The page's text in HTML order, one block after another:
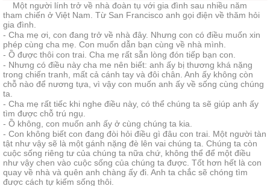
Một người lính trở về nhà đoàn tụ với gia đình sau nhiều năm
tham chiến ở Việt Nam. Từ San Francisco anh gọi điện về thăm hỏi
gia đình.
- Cha mẹ ơi, con đang trở về nhà đây. Nhưng con có điều muốn xin
phép cùng cha mẹ. Con muốn dẫn bạn cùng về nhà mình.
- Ồ được thôi con trai. Cha mẹ rất sẵn lòng đón tiếp bạn con.
- Nhưng có điều này cha me nên biết: anh ấy bị thương khá nặng
trong chiến tranh, mất cả cánh tay và đôi chân. Anh ấy không còn
chỗ nào để nương tựa, vì vậy con muốn anh ấy về sống cùng chúng
ta.
- Cha mẹ rất tiếc khi nghe điều này, có thể chúng ta sẽ giúp anh ấy
tìm được chỗ trú ngụ.
- Ồ không, con muốn anh ấy ở cùng chúng ta kia.
- Con không biết con đang đòi hỏi điều gì đâu con trai. Một người tàn
tật như vậy sẽ là một gánh nặng đè lên vai chúng ta. Chúng ta còn
cuộc sống riêng tư của chúng ta nữa chứ, không thể để một điều
như vậy chen vào cuộc sống của chúng ta được. Tốt hơn hết là con
quay về nhà và quên anh chàng ấy đi. Anh ta chắc sẽ chóng tìm
được cách tự kiếm sống thôi.